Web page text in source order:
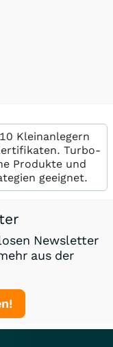
Kleinanlegern
Turbo-
Produkte und
geeignet.
Newsletter
aus der